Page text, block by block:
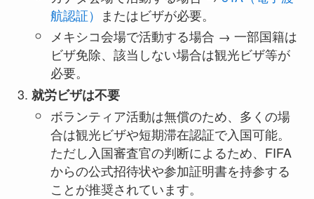
航認証） またはビザが必要。
メキシコ会場で活動する場合 → 一部国籍は
ビザ免除、該当しない場合は観光ビザ等が
必要。
就労ビザは不要
ボランティア活動は無償のため、多くの場
合は観光ビザや短期滞在認証で入国可能。
ただし入国審査官の判断によるため、FIFA
からの公式招待状や参加証明書を持参する
ことが推奨されています。